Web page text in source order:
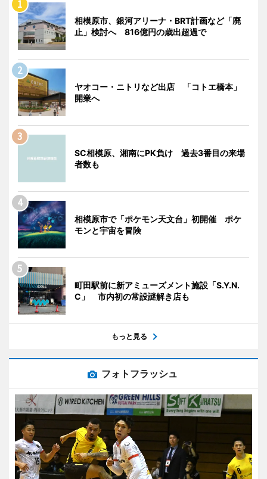
相模原市、銀河アリーナ・BRT計画など「廃
止」検討へ 816億円の歳出超過で
ヤオコー・ニトリなど出店 「コトエ橋本」
開業へ
SC相模原、湘南にPK負け 過去3番目の来場
者数も
相模原市で「ポケモン天文台」初開催 ポケ
モンと宇宙を冒険
町田駅前に新アミューズメント施設「S.Y.N.
C」 市内初の常設謎解き店も
もっと見る
フォトフラッシュ